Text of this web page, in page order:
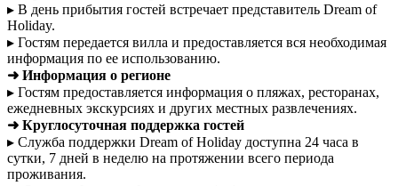
▸ В день прибытия гостей встречает представитель Dream of
Holiday.
▸ Гостям передается вилла и предоставляется вся необходимая
информация по ее использованию.
➜ Информация о регионе
▸ Гостям предоставляется информация о пляжах, ресторанах,
ежедневных экскурсиях и других местных развлечениях.
➜ Круглосуточная поддержка гостей
▸ Служба поддержки Dream of Holiday доступна 24 часа в
сутки, 7 дней в неделю на протяжении всего периода
проживания.